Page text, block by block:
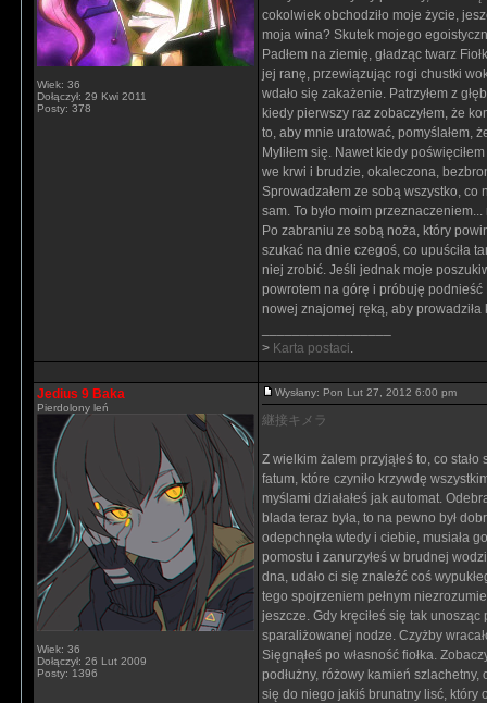
Wiek: 36
Dołączył: 29 Kwi 2011
Posty: 378
cokolwiek obchodziło moje życie,
moja wina? Skutek mojego
Padłem na ziemię, gładząc twarz
jej ranę, przewiązując rogi chustki
wdało się zakażenie. Patrzyłem z
kiedy pierwszy raz zobaczyłem, że
to, aby mnie uratować, pomyślałem,
Myliłem się. Nawet kiedy
we krwi i brudzie, okaleczona,
Sprowadzałem ze sobą wszystko,
sam. To było moim
Po zabraniu ze sobą noża, który
szukać na dnie czegoś, co upuściła
niej zrobić. Jeśli jednak moje
powrotem na górę i próbuję
nowej znajomej ręką, aby prowadziła
> Karta postaci.
Jedius 9 Baka
Pierdolony leń
Wiek: 36
Dołączył: 26 Lut 2009
Posty: 1396
Wysłany: Pon Lut 27, 2012 6:00 pm
継接キメラ
Z wielkim żalem przyjąłeś to, co
fatum, które czyniło krzywdę
myślami działałeś jak automat.
blada teraz była, to na pewno był
odepchnęła wtedy i ciebie, musiała
pomostu i zanurzyłeś w brudnej
dna, udało ci się znaleźć coś
tego spojrzeniem pełnym
jeszcze. Gdy kręciłeś się tak
sparaliżowanej nodze. Czyżby
Sięgnąłeś po własność fiołka.
podłużny, różowy kamień szlachetny,
się do niego jakiś brunatny lisć, który